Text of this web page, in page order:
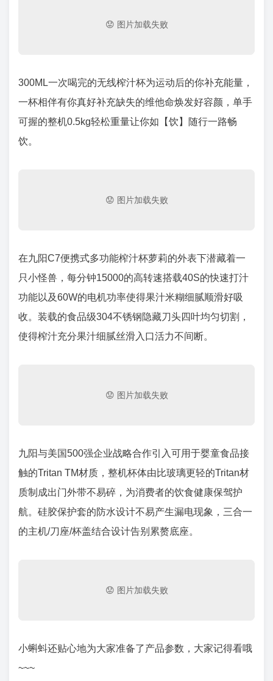
300ML一次喝完的无线榨汁杯为运动后的你补充能量，
一杯相伴有你真好补充缺失的维他命焕发好容颜，单手
可握的整机0.5kg轻松重量让你如【饮】随行一路畅
饮。
在九阳C7便携式多功能榨汁杯萝莉的外表下潜藏着一
只小怪兽，每分钟15000的高转速搭载40S的快速打汁
功能以及60W的电机功率使得果汁米糊细腻顺滑好吸
收。装载的食品级304不锈钢隐藏刀头四叶均匀切割，
使得榨汁充分果汁细腻丝滑入口活力不间断。
九阳与美国500强企业战略合作引入可用于婴童食品接
触的Tritan TM材质，整机杯体由比玻璃更轻的Tritan材
质制成出门外带不易碎，为消费者的饮食健康保驾护
航。硅胶保护套的防水设计不易产生漏电现象，三合一
的主机/刀座/杯盖结合设计告别累赘底座。
小蝌蚪还贴心地为大家准备了产品参数，大家记得看哦
~~~